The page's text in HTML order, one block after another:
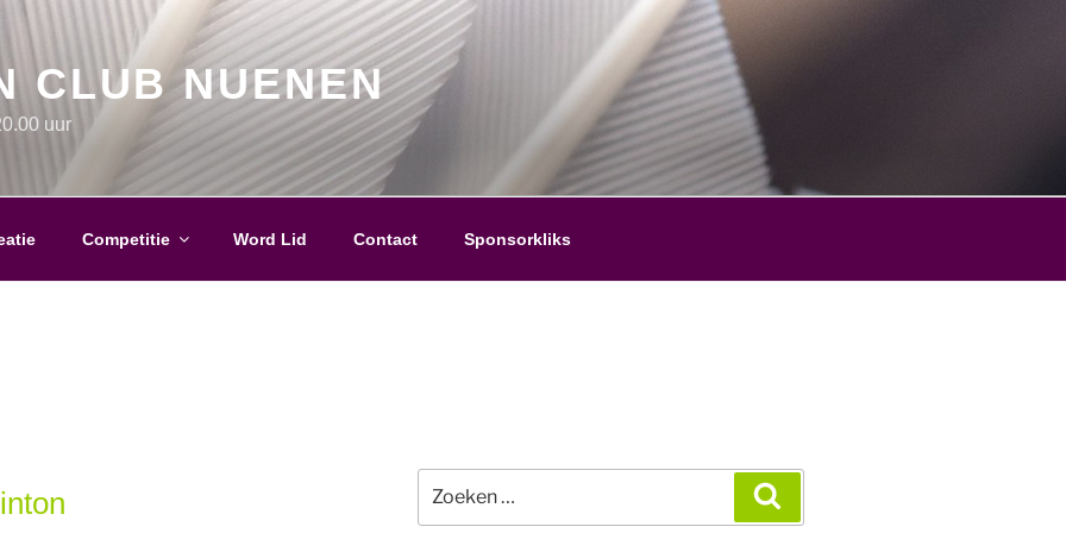
CLUB NUENEN
uur
Competitie Word Lid Contact Sponsorkliks
naar: